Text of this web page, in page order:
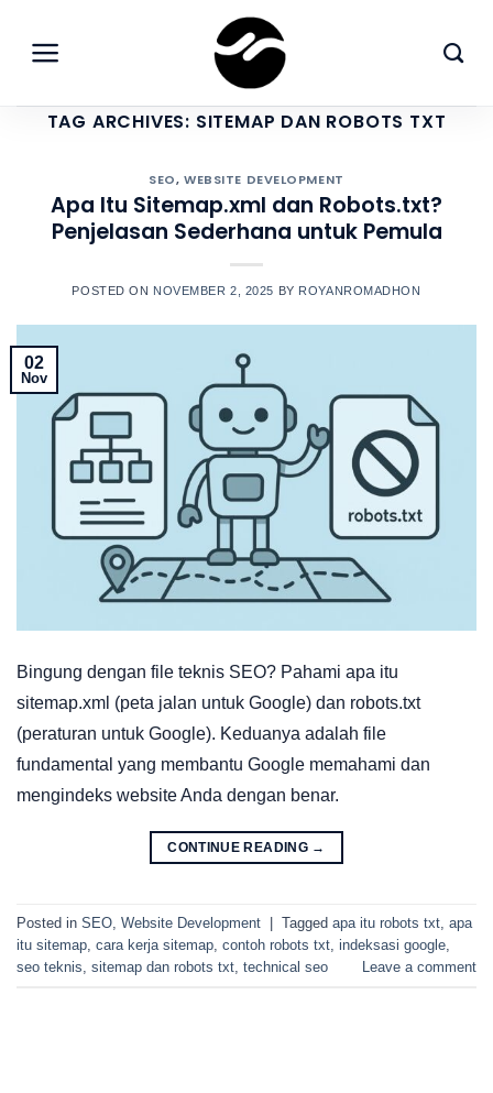
content
TAG ARCHIVES: SITEMAP DAN ROBOTS TXT
SEO,WEBSITE DEVELOPMENT
Apa Itu Sitemap.xml dan Robots.txt?
Penjelasan Sederhana untuk Pemula
POSTED ON NOVEMBER 2, 2025 BY ROYANROMADHON
02
Nov
Bingung dengan file teknis SEO? Pahami apa itu
sitemap.xml (peta jalan untuk Google) dan robots.txt
(peraturan untuk Google). Keduanya adalah file
fundamental yang membantu Google memahami dan
mengindeks website Anda dengan benar.
CONTINUE READING →
Posted in SEO Website Development | Tagged apa itu robots txt apa
itu sitemap cara kerja sitemap contoh robots txt indeksasi google
seo teknis sitemap dan robots txt technical seo Leave a comment